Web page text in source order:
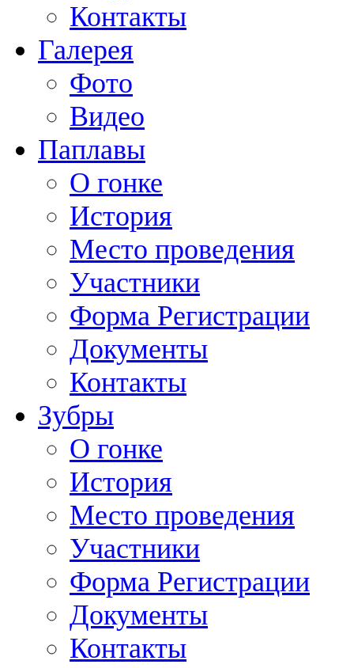
Контакты
Галерея
Фото
Видео
Паплавы
О гонке
История
Место проведения
Участники
Форма Регистрации
Документы
Контакты
Зубры
О гонке
История
Место проведения
Участники
Форма Регистрации
Документы
Контакты